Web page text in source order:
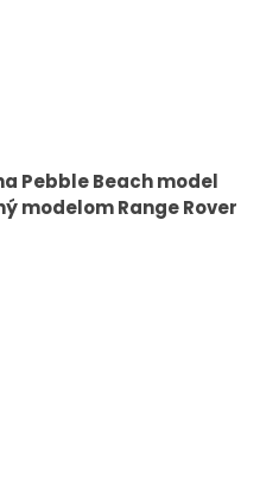
Pebble Beach model
modelom Range Rover